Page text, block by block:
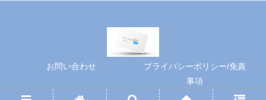
お問い合わせ
プライバシーポリシー/免責
事項